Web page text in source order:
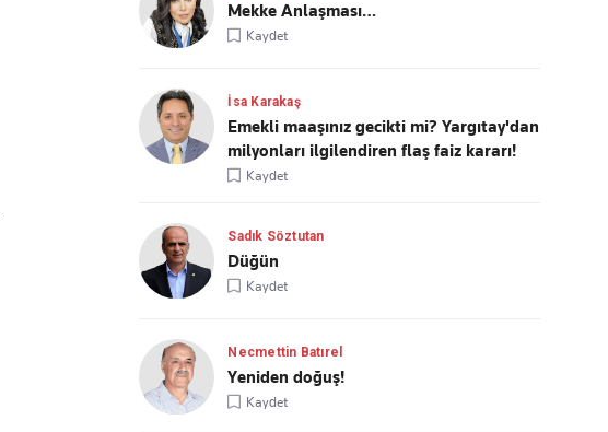
Mekke Anlaşması…
Kaydet
İsa Karakaş
Emekli maaşınız gecikti mi? Yargıtay'dan
milyonları ilgilendiren flaş faiz kararı!
Kaydet
Sadık Söztutan
Düğün
Kaydet
Necmettin Batırel
Yeniden doğuş!
Kaydet